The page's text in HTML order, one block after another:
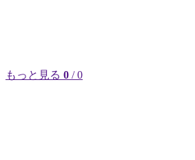
もっと見る 0 / 0